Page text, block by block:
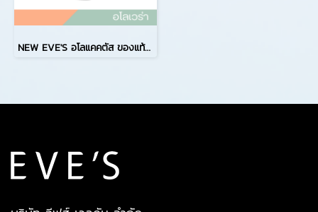
NEW EVE'S อโลแคคตัส ของแท้ ครีมอีฟส์ อโรเวล่าสูตรใหม่ สำหรับผิวหน้า ให้ความชุ่มชื้น ผิวแห้ง ผิวบอบบาง ปราศจากแอลกอฮอล์ EVES ใบหน้า Moisturizer เจล